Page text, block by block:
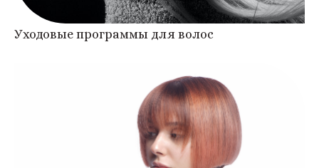
Уходовые программы для волос